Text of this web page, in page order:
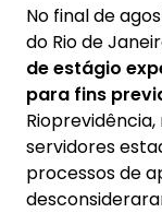
No final de
do Rio de
de estágio
para fins
servidores
processos de